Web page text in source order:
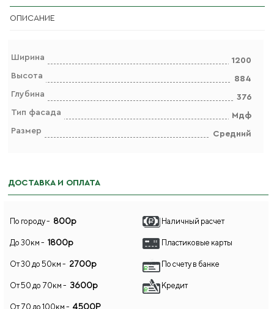
ОПИСАНИЕ
Ширина
1200
Высота
884
Глубина
376
Тип фасада
Мдф
Размер
Средний
ДОСТАВКА И ОПЛАТА
По городу - 800р
До 30км - 1800р
От 30 до 50км - 2700р
От 50 до 70км - 3600р
От 70 до 100км - 4500Р
Наличный расчет
Пластиковые карты
По счету в банке
Кредит